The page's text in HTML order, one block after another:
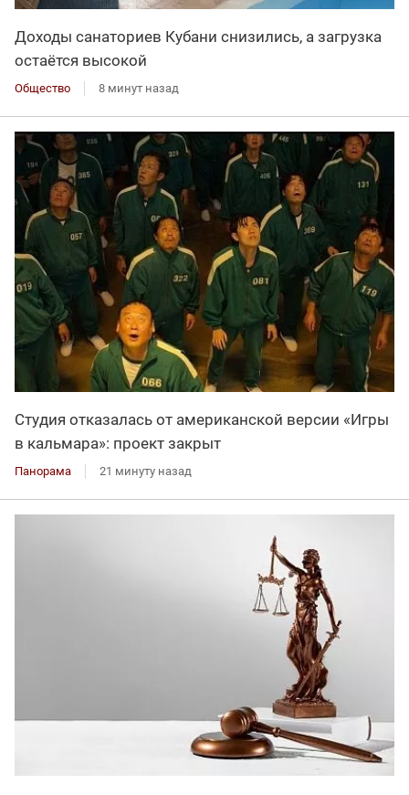
Доходы санаториев Кубани снизились, а загрузка
остаётся высокой
Общество 8 минут назад
Студия отказалась от американской версии «Игры
в кальмара»: проект закрыт
Панорама 21 минуту назад